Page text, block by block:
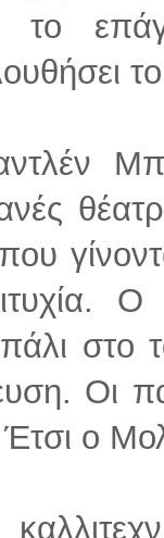
το
στο
Οι
ο